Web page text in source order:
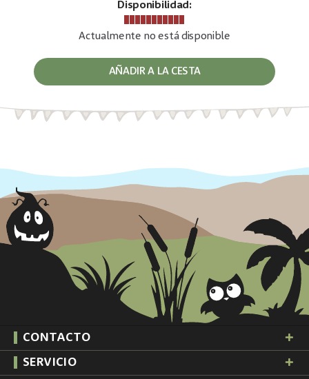
Disponibilidad:
Actualmente no está disponible
AÑADIR A LA CESTA
CONTACTO
SERVICIO